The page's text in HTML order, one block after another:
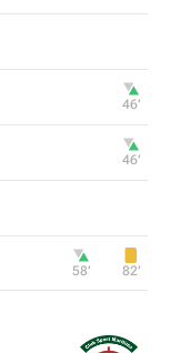
46‎’‎
46‎’‎
58‎’‎ 82‎’‎